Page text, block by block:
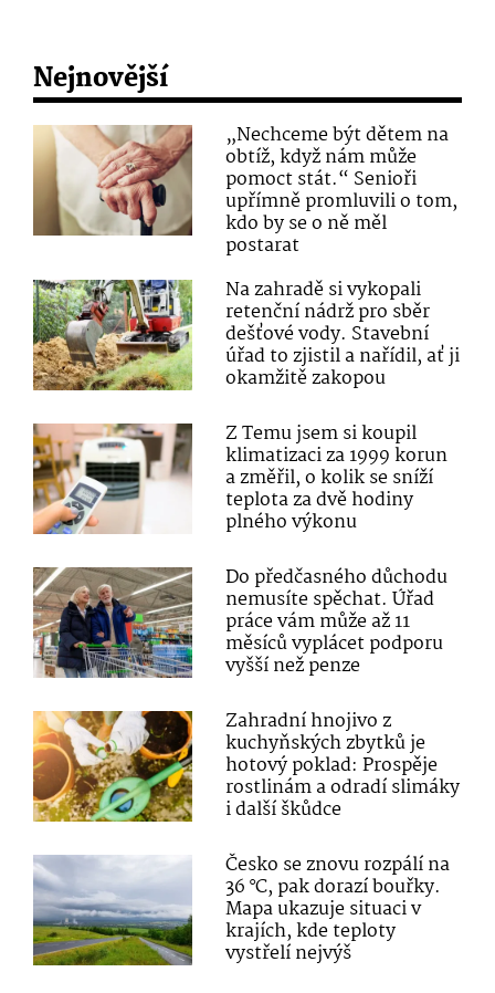
Nejnovější
„Nechceme být dětem na
obtíž, když nám může
pomoct stát.“ Senioři
upřímně promluvili o tom,
kdo by se o ně měl
postarat
Na zahradě si vykopali
retenční nádrž pro sběr
dešťové vody. Stavební
úřad to zjistil a nařídil, ať ji
okamžitě zakopou
Z Temu jsem si koupil
klimatizaci za 1999 korun
a změřil, o kolik se sníží
teplota za dvě hodiny
plného výkonu
Do předčasného důchodu
nemusíte spěchat. Úřad
práce vám může až 11
měsíců vyplácet podporu
vyšší než penze
Zahradní hnojivo z
kuchyňských zbytků je
hotový poklad: Prospěje
rostlinám a odradí slimáky
i další škůdce
Česko se znovu rozpálí na
36 °C, pak dorazí bouřky.
Mapa ukazuje situaci v
krajích, kde teploty
vystřelí nejvýš